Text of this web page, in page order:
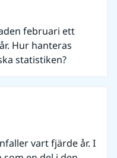
februari ett
Hur hanteras
statistiken?
vart fjärde år. I